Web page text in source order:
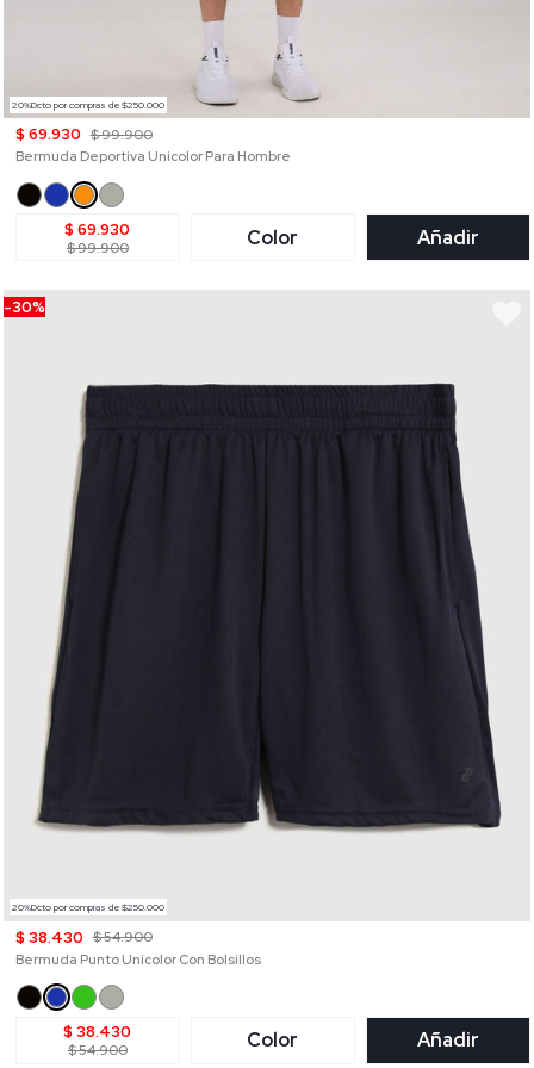
20%Dcto por compras de $250.000
$ 69.930 $ 99.900
Bermuda Deportiva Unicolor Para Hombre
$ 69.930
$ 99.900 Color Añadir
20%Dcto por compras de $250.000
-30%
$ 38.430 $ 54.900
Bermuda Punto Unicolor Con Bolsillos
$ 38.430
$ 54.900 Color Añadir